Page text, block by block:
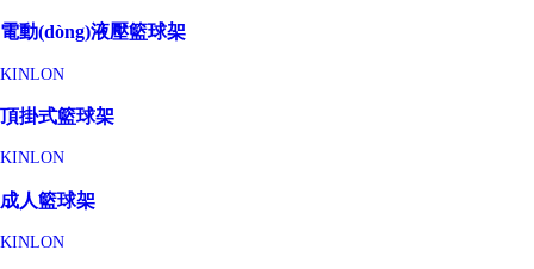
電動(dòng)液壓籃球架
KINLON
頂掛式籃球架
KINLON
成人籃球架
KINLON